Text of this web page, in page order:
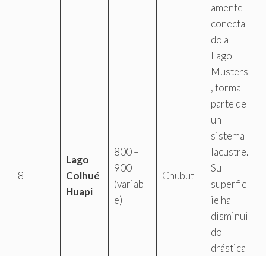
8
Lago
Colhué
Huapi
800 –
900
(variabl
e)
Chubut
amente
conecta
do al
Lago
Musters
, forma
parte de
un
sistema
lacustre.
Su
superfic
ie ha
disminui
do
drástica